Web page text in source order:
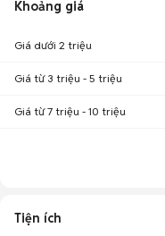
Khoảng giá
Giá dưới 2 triệu
Giá từ 3 triệu - 5 triệu
Giá từ 7 triệu - 10 triệu
Tiện ích